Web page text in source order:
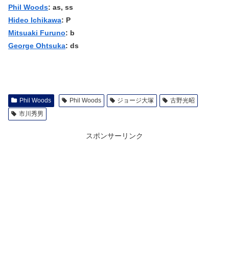
Phil Woods: as, ss
Hideo Ichikawa: P
Mitsuaki Furuno: b
George Ohtsuka: ds
Phil Woods Phil Woods ジョージ大塚
古野光昭
市川秀男
スポンサーリンク